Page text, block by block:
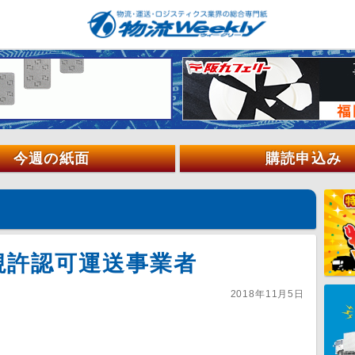
今週の紙面 購読申込み
認可運送事業者
2018年11月5日